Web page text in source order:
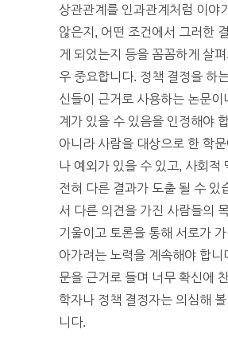
상관관계를 인과관계처럼 이야
않은지, 어떤 조건에서 그러한
게 되었는지 등을 꼼꼼하게 살
우 중요합니다. 정책 결정을 하
신들이 근거로 사용하는 논문이
계가 있을 수 있음을 인정해야
아니라 사람을 대상으로 한 학문
나 예외가 있을 수 있고, 사회적
전혀 다른 결과가 도출 될 수 있
서 다른 의견을 가진 사람들의
기울이고 토론을 통해 서로가
아가려는 노력을 계속해야 합니
문을 근거로 들며 너무 확신에
학자나 정책 결정자는 의심해
니다.